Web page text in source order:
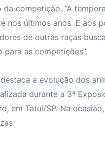
da competição. “A
nos últimos anos. E aos
de outras raças
para as competições”.
a evolução dos
durante a 3ª
em Tatuí/SP. Na